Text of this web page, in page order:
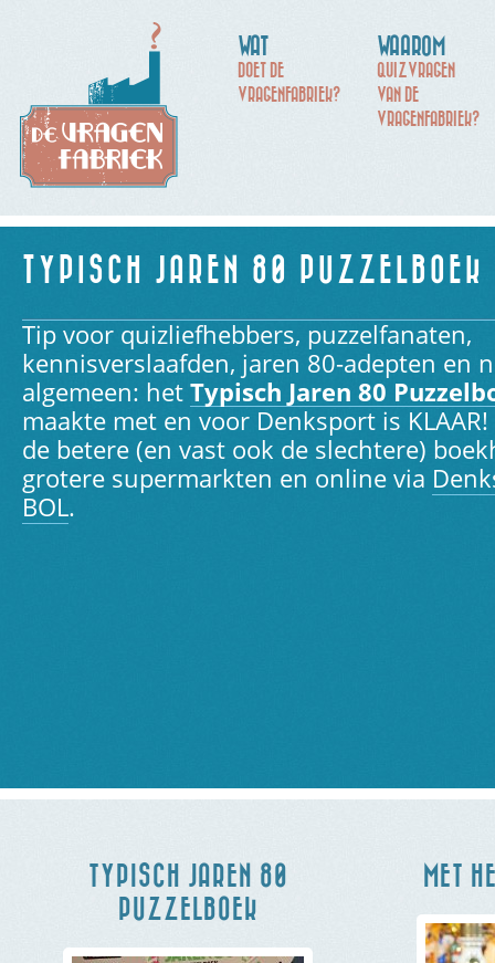
WAT
DOET DE
VRAGENFABRIEK?
WAAROM
QUIZVRAGEN
VAN DE
VRAGENFABRIEK?
TYPISCH JAREN 80 PUZZELBOEK
Tip voor quizliefhebbers, puzzelfanaten,
kennisverslaafden, jaren 80-adepten en
algemeen: het Typisch Jaren 80
maakte met en voor Denksport is
de betere (en vast ook de slechtere)
grotere supermarkten en online via
BOL.
TYPISCH JAREN 80
PUZZELBOEK
MET